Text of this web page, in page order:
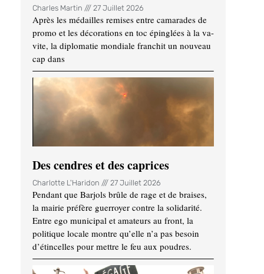
Charles Martin 27 Juillet 2026
Après les médailles remises entre camarades de
promo et les décorations en toc épinglées à la va-
vite, la diplomatie mondiale franchit un nouveau
cap dans
Des cendres et des caprices
Charlotte L'Haridon 27 Juillet 2026
Pendant que Barjols brûle de rage et de braises,
la mairie préfère guerroyer contre la solidarité.
Entre ego municipal et amateurs au front, la
politique locale montre qu’elle n’a pas besoin
d’étincelles pour mettre le feu aux poudres.